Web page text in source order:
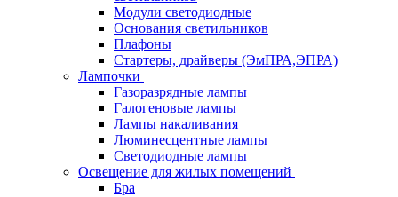
Модули светодиодные
Основания светильников
Плафоны
Стартеры, драйверы (ЭмПРА,ЭПРА)
Лампочки
Газоразрядные лампы
Галогеновые лампы
Лампы накаливания
Люминесцентные лампы
Светодиодные лампы
Освещение для жилых помещений
Бра